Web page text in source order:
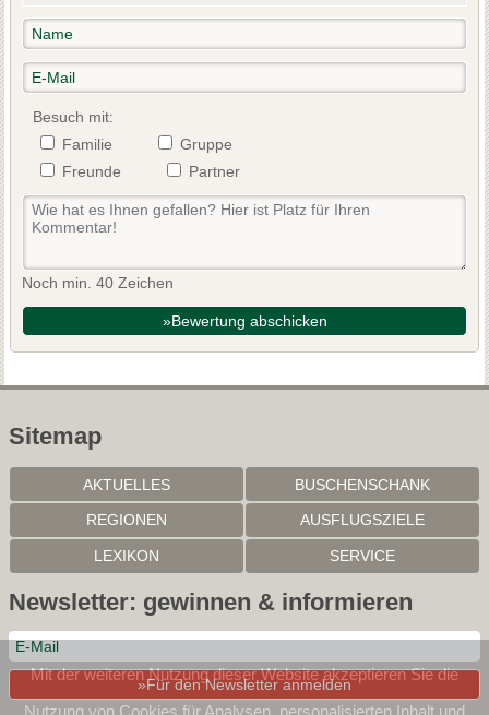
Besuch mit:
Familie
Gruppe
Freunde
Partner
Noch min. 40 Zeichen
»Bewertung abschicken
Sitemap
AKTUELLES BUSCHENSCHANK
REGIONEN AUSFLUGSZIELE
LEXIKON SERVICE
Newsletter: gewinnen & informieren
»Für den Newsletter anmelden
Mit der weiteren Nutzung dieser Website akzeptieren Sie die
Nutzung von Cookies für Analysen, personalisierten Inhalt und